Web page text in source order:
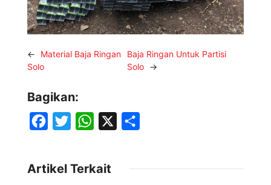
←
Material Baja Ringan
Solo
Baja Ringan Untuk Partisi
Solo →
Bagikan:
e
t
t
Artikel Terkait